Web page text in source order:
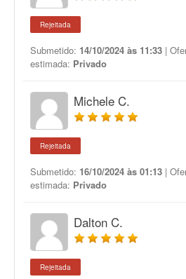
Rejeitada
Submetido: 14/10/2024 às 11:33 |
estimada: Privado
Michele C.
Rejeitada
Submetido: 16/10/2024 às 01:13 |
estimada: Privado
Dalton C.
Rejeitada